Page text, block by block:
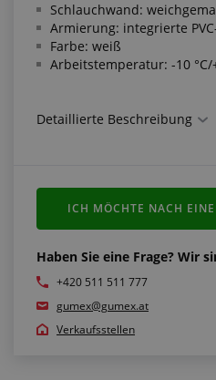
Schlauchwand:
Armierung: integrierte
Farbe: weiß
Arbeitstemperatur: -10 °C/
Detaillierte Beschreibung
Haben Sie eine Frage? Wir
+420 511 511 777
gumex@gumex.at
Verkaufsstellen
ICH MÖCHTE NACH